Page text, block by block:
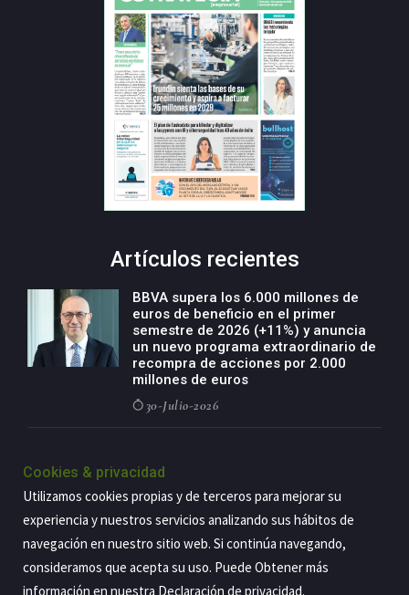
Artículos recientes
BBVA supera los 6.000 millones de
euros de beneficio en el primer
semestre de 2026 (+11%) y anuncia
un nuevo programa extraordinario de
recompra de acciones por 2.000
millones de euros
30-Julio-2026
negocio agro con un modelo global
de especialización presente en siete
países
29-Julio-2026
Cookies & privacidad
Utilizamos cookies propias y de terceros para mejorar su
experiencia y nuestros servicios analizando sus hábitos de
navegación en nuestro sitio web. Si continúa navegando,
consideramos que acepta su uso. Puede Obtener más
información en nuestra Declaración de privacidad.